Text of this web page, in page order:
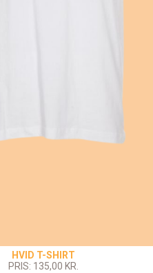
HVID T-SHIRT
PRIS: 135,00 KR.